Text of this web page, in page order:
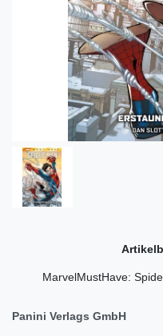
MarvelMustHave:
Panini Verlags GmbH